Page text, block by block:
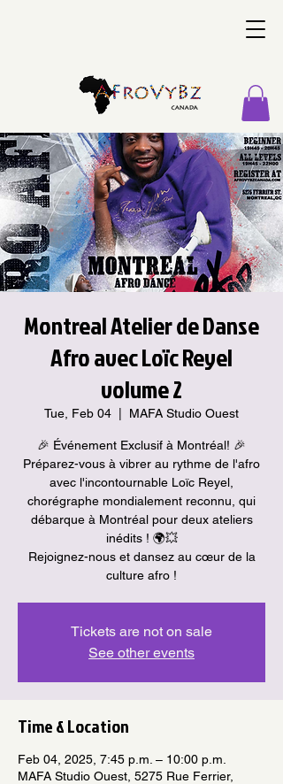
Montreal Atelier de Danse
Afro avec Loïc Reyel
volume 2
Tue, Feb 04 MAFA Studio Ouest
🎉 Événement Exclusif à Montréal! 🎉
Préparez-vous à vibrer au rythme de l'afro
avec l'incontournable Loïc Reyel,
chorégraphe mondialement reconnu, qui
débarque à Montréal pour deux ateliers
inédits ! 🌍💥
Rejoignez-nous et dansez au cœur de la
culture afro !
Tickets are not on sale
See other events
Time & Location
Feb 04, 2025, 7:45 p.m. – 10:00 p.m.
MAFA Studio Ouest, 5275 Rue Ferrier,